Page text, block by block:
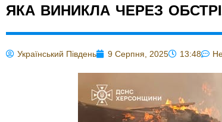
ЯКА ВИНИКЛА ЧЕРЕЗ
Український Південь 9 Серпня, 2025 13:48